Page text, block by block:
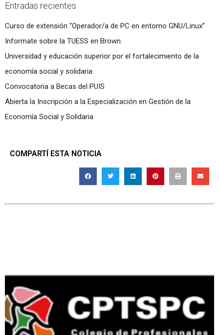
Entradas recientes
Curso de extensión “Operador/a de PC en entorno GNU/Linux”
Informate sobre la TUESS en Brown
Universidad y educación superior por el fortalecimiento de la
economía social y solidaria
Convocatoria a Becas del PUIS
Abierta la Inscripción a la Especialización en Gestión de la
Economía Social y Solidaria
COMPARTÍ ESTA NOTICIA